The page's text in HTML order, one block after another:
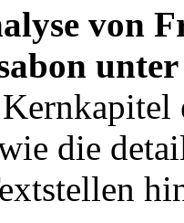
von
die